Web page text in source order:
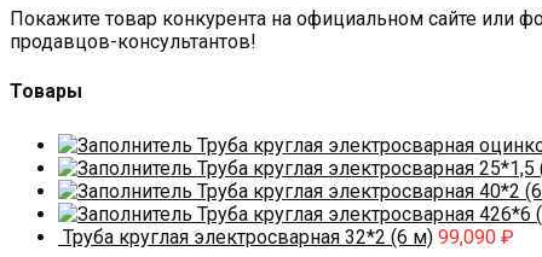
Покажите товар конкурента на официальном сайте или
продавцов-консультантов!
Товары
Труба круглая электросварная
Труба круглая электросварная
Труба круглая электросварная 40*2
Труба круглая электросварная 426*6
Труба круглая электросварная 32*2 (6 м) 99,090 ₽